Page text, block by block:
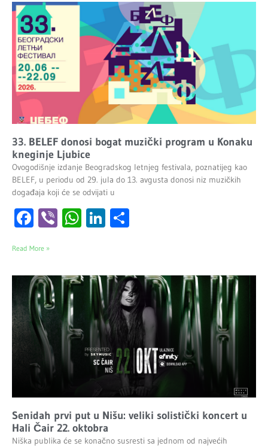
33. BELEF donosi bogat muzički program u Konaku
kneginje Ljubice
Ovogodišnje izdanje Beogradskog letnjeg festivala, poznatijeg kao
BELEF, u periodu od 29. jula do 13. avgusta donosi niz muzičkih
događaja koji će se odvijati u
Facebook
ViberWhatsApp
LinkedIn
Read More »
Senidah prvi put u Nišu: veliki solistički koncert u
Hali Čair 22. oktobra
Niška publika će se konačno susresti sa jednom od najvećih